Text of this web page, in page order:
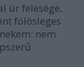
úr felesége,
fölösleges
nem